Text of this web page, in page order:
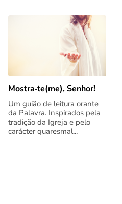
Mostra‑te(me), Senhor!
Um guião de leitura orante
da Palavra. Inspirados pela
tradição da Igreja e pelo
carácter quaresmal...